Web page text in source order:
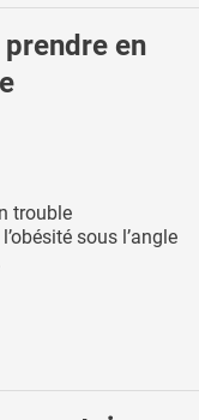
prendre en
trouble
sous l’angle